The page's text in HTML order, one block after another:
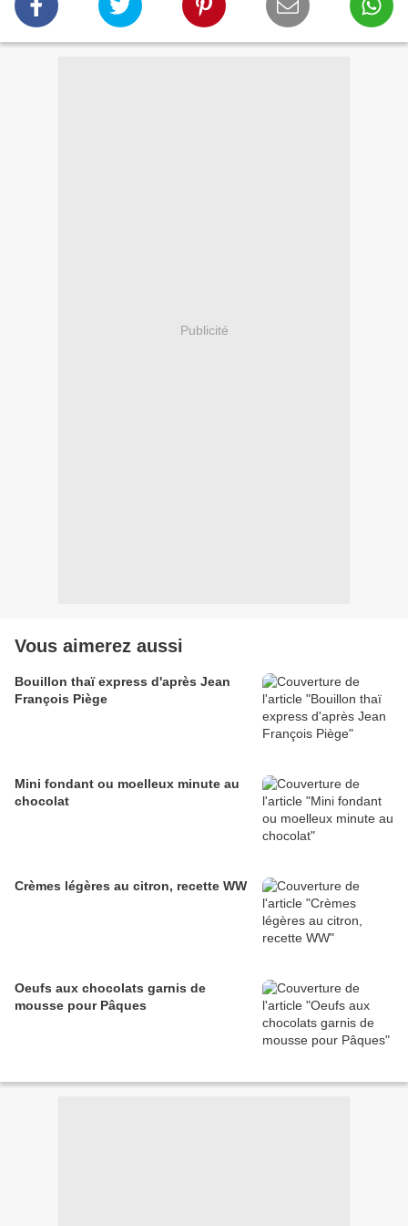
Publicité
Vous aimerez aussi
Bouillon thaï express d'après Jean
François Piège
Mini fondant ou moelleux minute au
chocolat
Crèmes légères au citron, recette WW
Oeufs aux chocolats garnis de
mousse pour Pâques